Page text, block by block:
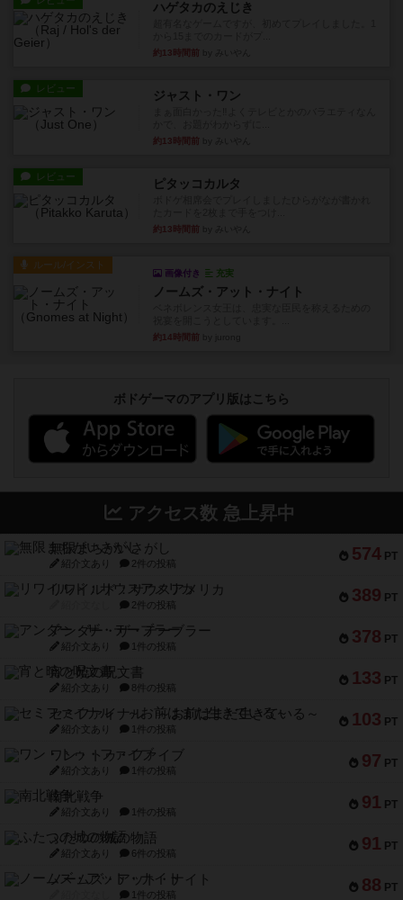
ハゲタカのえじき
約13時間前
レビュー ジャスト・ワン
約13時間前
レビュー ピタッコカルタ
約13時間前
ルール/インスト
画像付き 充実
ノームズ・アット・ナイト
約14時間前
ボドゲーマのアプリ版はこちら
アクセス数 急上昇中
574 PT
無限まちがいさがし
紹介文あり 2件の投稿
389 PT
リワイルド：サウスアメリカ
2件の投稿
378 PT
アンダー・ザ・テーブラー
紹介文あり 1件の投稿
133 PT
宵と暁の呪文書
紹介文あり 8件の投稿
103 PT
セミファイナル ～お前はまだ生きている～
紹介文あり 1件の投稿
97 PT
ワン・トゥ・ファイブ
紹介文あり 1件の投稿
91 PT
南北戦争
紹介文あり 1件の投稿
91 PT
ふたつの城の物語
紹介文あり 6件の投稿
88 PT
ノームズ・アット・ナイト
1件の投稿